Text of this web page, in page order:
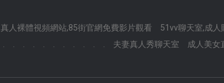
真人裸體視頻網站,85街官網免費影片觀看 51vv聊天室,成人
夫妻真人秀聊天室 成人美女